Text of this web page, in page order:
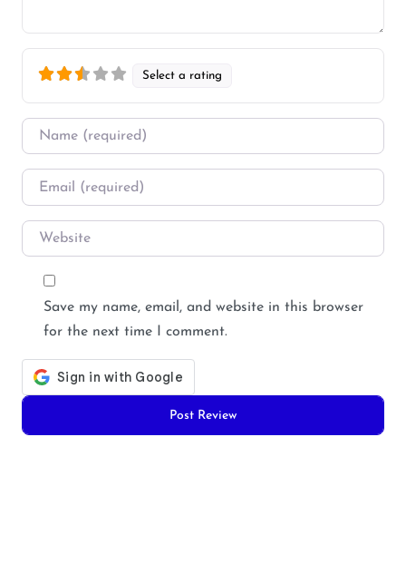
Select a rating
Name
Email
Website
Save my name, email, and website in this browser
for the next time I comment.